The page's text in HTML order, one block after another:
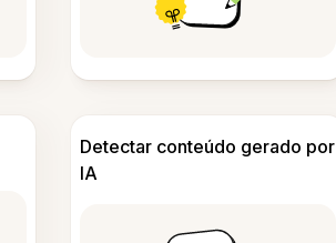
Detectar conteúdo gerado por
IA